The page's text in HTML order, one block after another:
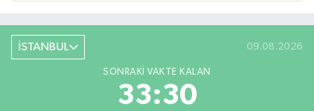
İSTANBUL 09.08.2026
SONRAKI VAKTE KALAN
33:28